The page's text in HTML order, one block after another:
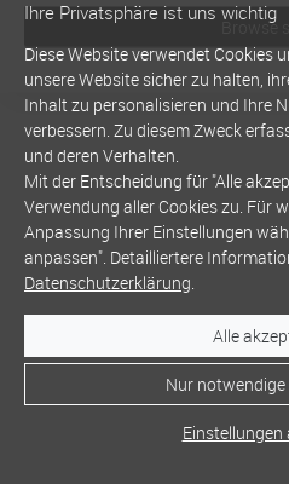
Browse
Ihre Privatsphäre ist uns wichtig
Diese Website verwendet Cookies
unsere Website sicher zu halten,
Inhalt zu personalisieren und Ihre
verbessern. Zu diesem Zweck
und deren Verhalten.
Mit der Entscheidung für "Alle
Verwendung aller Cookies zu. Für
Anpassung Ihrer Einstellungen
anpassen". Detailliertere
Datenschutzerklärung.
Alle
Nur
Einstellungen